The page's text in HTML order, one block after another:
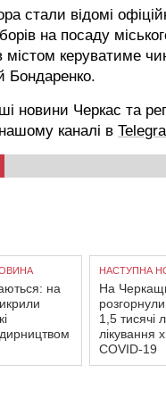
стали відомі
на посаду
містом керуватиме
Бондаренко.
новини Черкас та
каналі в
на
НАСТУПНА
На
1,5 тисячі
лікування
COVID-19